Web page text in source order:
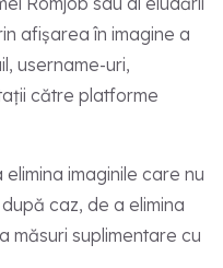
afișarea în imagine a
username-uri,
către platforme
imaginile care nu
caz, de a elimina
măsuri suplimentare cu